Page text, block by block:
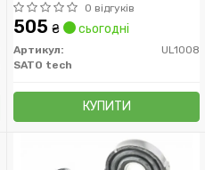
0 відгуків
505 ₴ сьогодні
Артикул:
UL1008
SATO tech
КУПИТИ